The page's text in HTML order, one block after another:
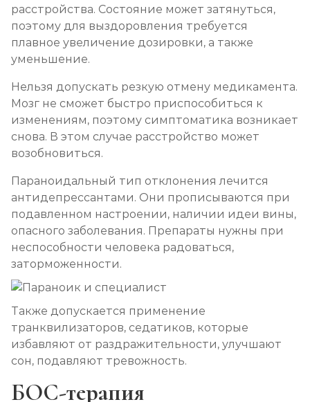
расстройства. Состояние может затянуться,
поэтому для выздоровления требуется
плавное увеличение дозировки, а также
уменьшение.
Нельзя допускать резкую отмену медикамента.
Мозг не сможет быстро приспособиться к
изменениям, поэтому симптоматика возникает
снова. В этом случае расстройство может
возобновиться.
Параноидальный тип отклонения лечится
антидепрессантами. Они прописываются при
подавленном настроении, наличии идеи вины,
опасного заболевания. Препараты нужны при
неспособности человека радоваться,
заторможенности.
Также допускается применение
транквилизаторов, седатиков, которые
избавляют от раздражительности, улучшают
сон, подавляют тревожность.
БОС-терапия